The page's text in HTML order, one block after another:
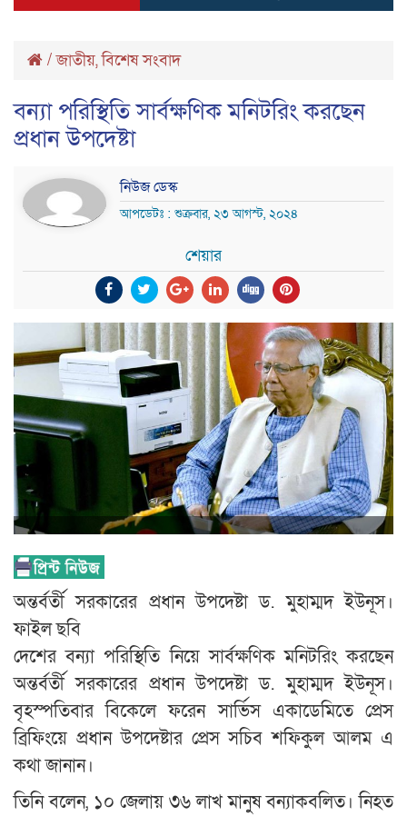
/জাতীয়,বিশেষ সংবাদ
বন্যা পরিস্থিতি সার্বক্ষণিক মনিটরিং করছেন
প্রধান উপদেষ্টা
নিউজ ডেস্ক
আপডেটঃ : শুক্রবার, ২৩ আগস্ট, ২০২৪
শেয়ার
অন্তর্বর্তী সরকারের প্রধান উপদেষ্টা ড. মুহাম্মদ ইউনূস।
ফাইল ছবি
দেশের বন্যা পরিস্থিতি নিয়ে সার্বক্ষণিক মনিটরিং করছেন
অন্তর্বর্তী সরকারের প্রধান উপদেষ্টা ড. মুহাম্মদ ইউনূস।
বৃহস্পতিবার বিকেলে ফরেন সার্ভিস একাডেমিতে প্রেস
ব্রিফিংয়ে প্রধান উপদেষ্টার প্রেস সচিব শফিকুল আলম এ
কথা জানান।
তিনি বলেন, ১০ জেলায় ৩৬ লাখ মানুষ বন্যাকবলিত। নিহত